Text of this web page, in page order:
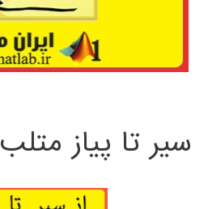
سیر تا پیاز متلب MATLAB